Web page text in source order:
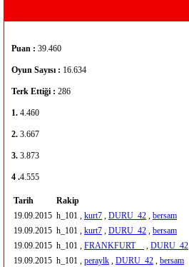
Puan : 39.460
Oyun Sayısı : 16.634
Terk Ettiği : 286
1. 4.460
2. 3.667
3. 3.873
4 .4.555
Tarih
Rakip
19.09.2015 h_101 , kurt7 , DURU_42 , bersam
19.09.2015 h_101 , kurt7 , DURU_42 , bersam
19.09.2015 h_101 , FRANKFURT__ , DURU_42
19.09.2015 h_101 , peraylk , DURU_42 , bersam